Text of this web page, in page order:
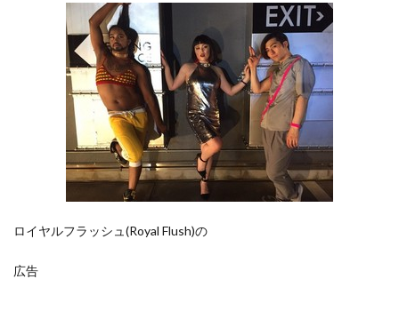
ロイヤルフラッシュ(Royal Flush)の
広告